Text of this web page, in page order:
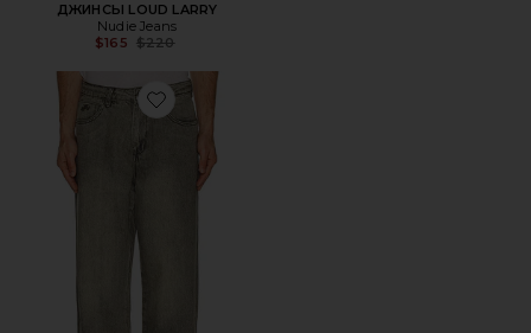
ДЖИНСЫ LOUD LARRY
Nudie Jeans
$165 Previous price:
$220
Favorite СВОБОДНЫЕ ДЖИНСЫ BIG